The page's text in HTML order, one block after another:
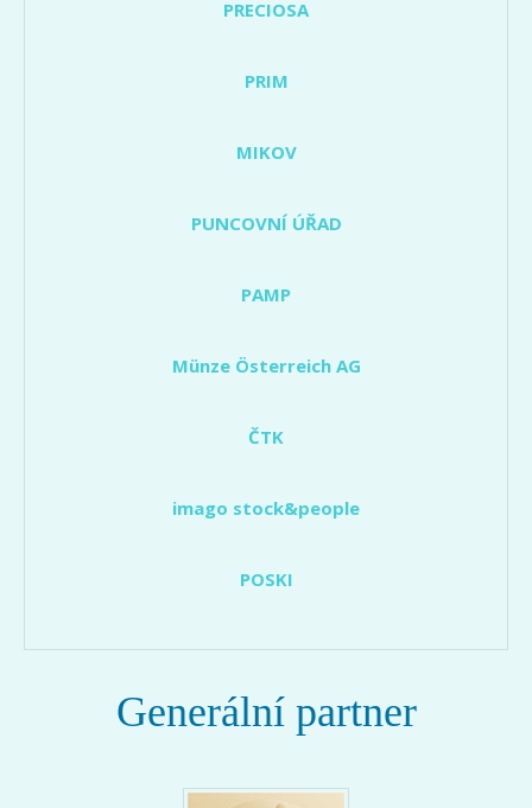
PRECIOSA
PRIM
MIKOV
PUNCOVNÍ ÚŘAD
PAMP
Münze Österreich AG
ČTK
imago stock&people
POSKI
Generální partner